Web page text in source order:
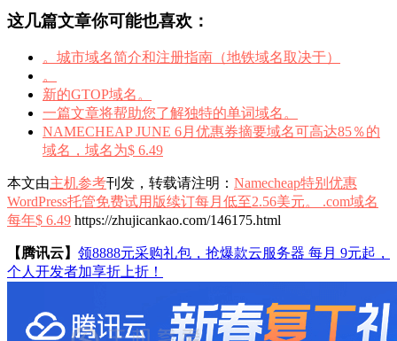
这几篇文章你可能也喜欢：
。城市域名简介和注册指南（地铁域名取决于）
。
新的GTOP域名。
一篇文章将帮助您了解独特的单词域名。
NAMECHEAP JUNE 6月优惠券摘要域名可高达85％的
域名，域名为$ 6.49
本文由主机参考刊发，转载请注明： Namecheap特别优惠
WordPress托管免费试用版续订每月低至2.56美元。 .com域名
每年$ 6.49 https://zhujicankao.com/146175.html
【腾讯云】 领8888元采购礼包，抢爆款云服务器 每月 9元起，
个人开发者加享折上折！